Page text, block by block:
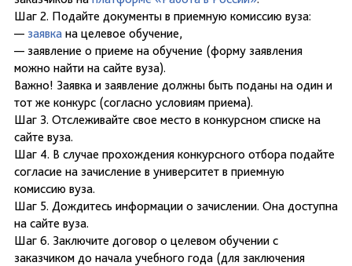
Шаг 2. Подайте документы в приемную комиссию вуза:
— заявка на целевое обучение,
— заявление о приеме на обучение (форму заявления
можно найти на сайте вуза).
Важно! Заявка и заявление должны быть поданы на один и
тот же конкурс (согласно условиям приема).
Шаг 3. Отслеживайте свое место в конкурсном списке на
сайте вуза.
Шаг 4. В случае прохождения конкурсного отбора подайте
согласие на зачисление в университет в приемную
комиссию вуза.
Шаг 5. Дождитесь информации о зачислении. Она доступна
на сайте вуза.
Шаг 6. Заключите договор о целевом обучении с
заказчиком до начала учебного года (для заключения